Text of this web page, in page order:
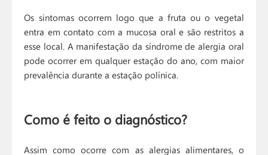
Os sintomas ocorrem logo que a fruta ou o vegetal
entra em contato com a mucosa oral e são restritos a
esse local. A manifestação da síndrome de alergia oral
pode ocorrer em qualquer estação do ano, com maior
prevalência durante a estação polínica.
Como é feito o diagnóstico?
Assim como ocorre com as alergias alimentares, o